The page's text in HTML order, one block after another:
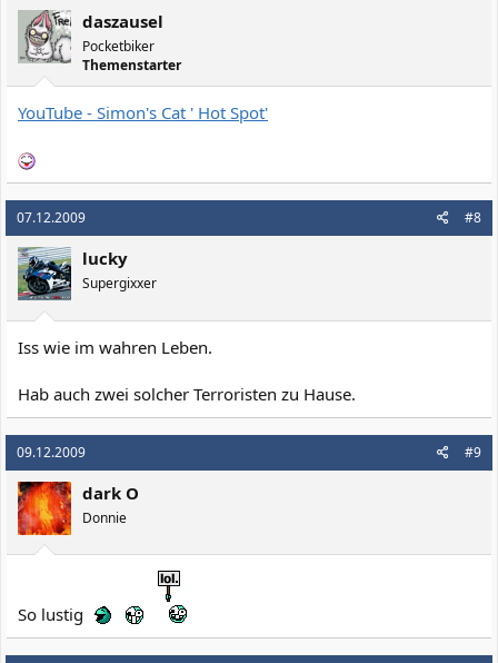
daszausel
Pocketbiker
Themenstarter
YouTube - Simon's Cat ' Hot Spot'
07.12.2009 #8
lucky
Supergixxer
Iss wie im wahren Leben.
Hab auch zwei solcher Terroristen zu Hause.
09.12.2009 #9
dark O
Donnie
So lustig